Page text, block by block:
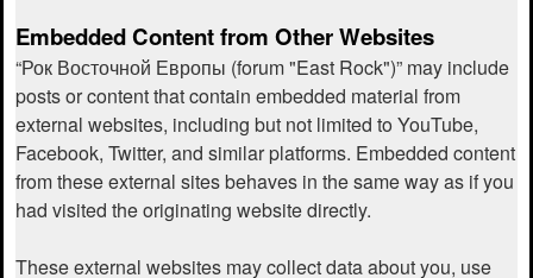
Embedded Content from Other Websites
“Рок Восточной Европы (forum "East Rock")” may include
posts or content that contain embedded material from
external websites, including but not limited to YouTube,
Facebook, Twitter, and similar platforms. Embedded content
from these external sites behaves in the same way as if you
had visited the originating website directly.
These external websites may collect data about you, use